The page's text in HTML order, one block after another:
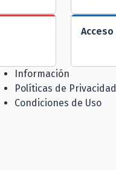
Acceso
Información
Políticas de Privacidad
Condiciones de Uso